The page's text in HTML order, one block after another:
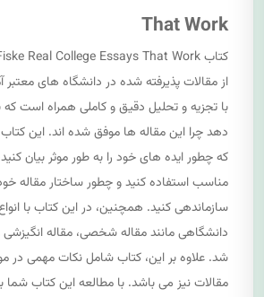
That Work
از مقالات پذیرفته شده در دانشگاه های معتبر
با تجزیه و تحلیل دقیق و کاملی همراه است
دهد چرا این مقاله ها موفق شده اند. این
که چطور ایده های خود را به طور موثر بیان
مناسب استفاده کنید و چطور ساختار مقاله
سازماندهی کنید. همچنین، در این کتاب با
دانشگاهی مانند مقاله شخصی، مقاله
شد. علاوه بر این، کتاب شامل نکات مهمی در
مقالات نیز می باشد. با مطالعه این کتاب شما